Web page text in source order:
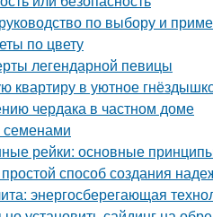
по выбору и
по цвету
легендарной певицы
квартиру в уютное
чердака в частном доме
семенами
рейки: основные
способ создания
энергосберегающая